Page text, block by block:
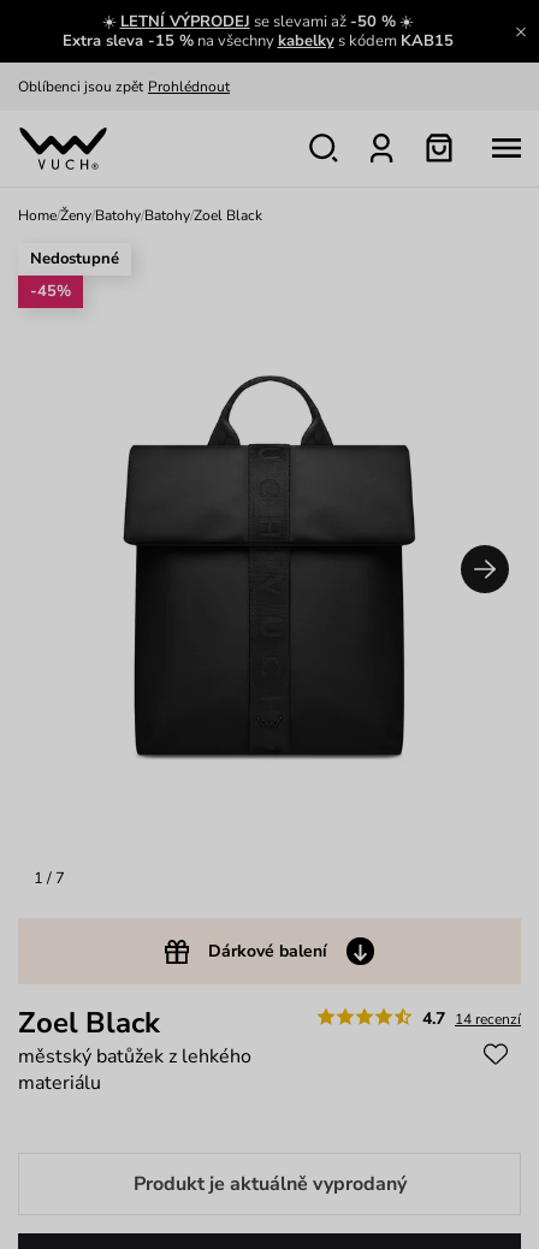
☀️ LETNÍ VÝPRODEJ se slevami až -50 %☀️
Extra sleva -15 %na všechnykabelkys kódem KAB15
Výměna a vrácení zdarma Zobrazit
Oblíbenci jsou zpět Prohlédnout
Nech se inspirovat
Home/Ženy/Batohy/Batohy/Zoel Black
1 / 7
Dárkové balení
Nedostupné
-45%
4.7 14 recenzí
Zoel Black
městský batůžek z lehkého
materiálu
Produkt je aktuálně vyprodaný